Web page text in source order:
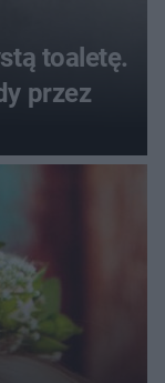
toaletę.
przez